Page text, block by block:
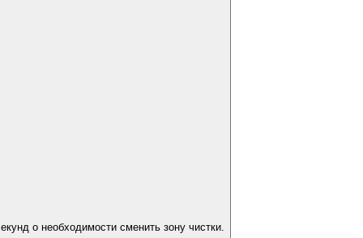
о необходимости сменить зону чистки.